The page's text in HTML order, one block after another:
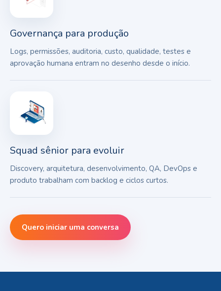
Governança para produção
Logs, permissões, auditoria, custo, qualidade, testes e
aprovação humana entram no desenho desde o início.
Squad sênior para evoluir
Discovery, arquitetura, desenvolvimento, QA, DevOps e
produto trabalham com backlog e ciclos curtos.
Quero iniciar uma conversa